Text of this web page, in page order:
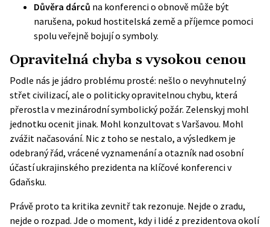
Důvěra dárců na konferenci o obnově může být
narušena, pokud hostitelská země a příjemce pomoci
spolu veřejně bojují o symboly.
Opravitelná chyba s vysokou cenou
Podle nás je jádro problému prosté: nešlo o nevyhnutelný
střet civilizací, ale o politicky opravitelnou chybu, která
přerostla v mezinárodní symbolický požár. Zelenskyj mohl
jednotku ocenit jinak. Mohl konzultovat s Varšavou. Mohl
zvážit načasování. Nic z toho se nestalo, a výsledkem je
odebraný řád, vrácené vyznamenání a otazník nad osobní
účastí ukrajinského prezidenta na klíčové konferenci v
Gdaňsku.
Právě proto ta kritika zevnitř tak rezonuje. Nejde o zradu,
nejde o rozpad. Jde o moment, kdy i lidé z prezidentova okolí